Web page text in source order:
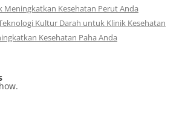
Meningkatkan Kesehatan Perut Anda
Kultur Darah untuk Klinik Kesehatan
Kesehatan Paha Anda